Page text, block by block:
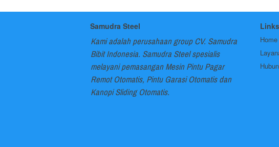
Samudra Steel
Kami adalah perusahaan group CV. Samudra
Bibit Indonesia. Samudra Steel spesialis
melayani pemasangan Mesin Pintu Pagar
Remot Otomatis, Pintu Garasi Otomatis dan
Kanopi Sliding Otomatis.
Links
Home